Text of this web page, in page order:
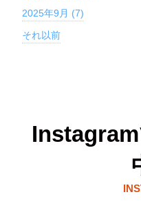
2025年9月 (7)
それ以前